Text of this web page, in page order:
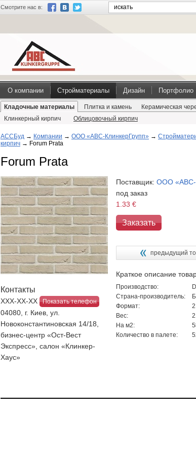
Смотрите нас в:
О компании Стройматериалы Дизайн Портфолио
Кладочные материалы Плитка и камень Керамическая
Клинкерный кирпич
Облицовочный кирпич
АССБуд → Компании → ООО «АВС-КлинкерГрупп» →
кирпич → Forum Prata
Forum Prata
Контакты
ХХХ-ХХ-ХХ Показать телефон
04080, г. Киев, ул.
Новоконстантиновская 14/18,
бизнес-центр «Ост-Вест
Экспресс», салон «Клинкер-
Хаус»
Поставщик: ООО «АВС-
под заказ
1.33 €
Заказать
предыдущий
Краткое описание
Производство:
Страна-производитель:
Формат:
Вес:
На м2:
Количество в палете: